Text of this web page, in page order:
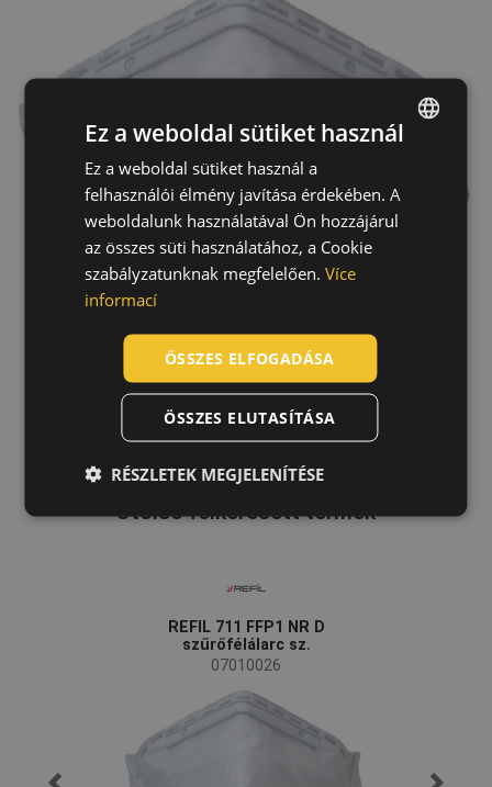
Utolsó felkeresett termék
REFIL 711 FFP1 NR D
szűrőfélálarc sz.
07010026
CZECH
HUNGARIAN
SLOVAK
GERMAN
Ez a weboldal sütiket használ
Ez a weboldal sütiket használ a
felhasználói élmény javítása érdekében. A
weboldalunk használatával Ön hozzájárul
az összes süti használatához, a Cookie
szabályzatunknak megfelelően. Více
informací
ÖSSZES ELFOGADÁSA
ÖSSZES ELUTASÍTÁSA
RÉSZLETEK MEGJELENÍTÉSE